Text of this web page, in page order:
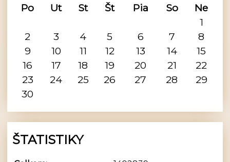
Po
Ut St Št Pia So
Ne
1
2
3 4 5 6 7
8
9
10 11 12 13 14
15
16
17 18 19 20 21
22
23
24 25 26 27 28
29
30
ŠTATISTIKY